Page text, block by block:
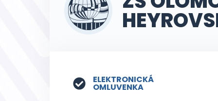
ELEKTRONICKÁ
OMLUVENKA